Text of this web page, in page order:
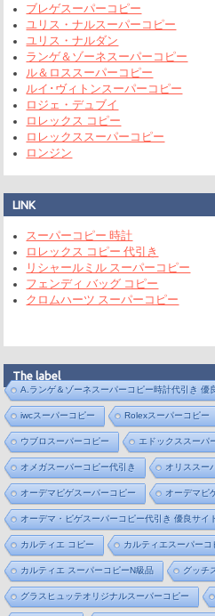
ブレゲスーパーコピー
ユリス・ナルスーパーコピー
ユリス・ナルダン
ランゲ＆ゾーネスーパーコピー
ル＆ロススーパーコピー
ルイ･ヴィトンスーパーコピー
ロジェ・デュブイ
ロレックス コピー
ロレックススーパーコピー
ロンジン
LINK
スーパーコピー 時計
ロレックス コピー 代引き
リシャールミル スーパーコピー
フェンディ バッグ コピー
クロムハーツ スーパーコピー
The label
A.ランゲ＆ゾーネスーパーコピー時計代引き 優
iwcスーパーコピー Rolexスーパーコピー
ウブロスーパーコピー エドックススーパ
オメガスーパーコピー代引き オリススー
オーデマピゲスーパーコピー オーデマピ
オーデマ・ピゲスーパーコピー代引き 優良サイ
カルティエ コピー カルティエスーパーコ
カルティエ スーパーコピーN級品 グッチ
グラスヒュッテオリジナルスーパーコピー